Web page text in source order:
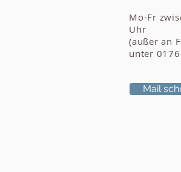
Mo-Fr
Uhr
(außer an
unter
Mail